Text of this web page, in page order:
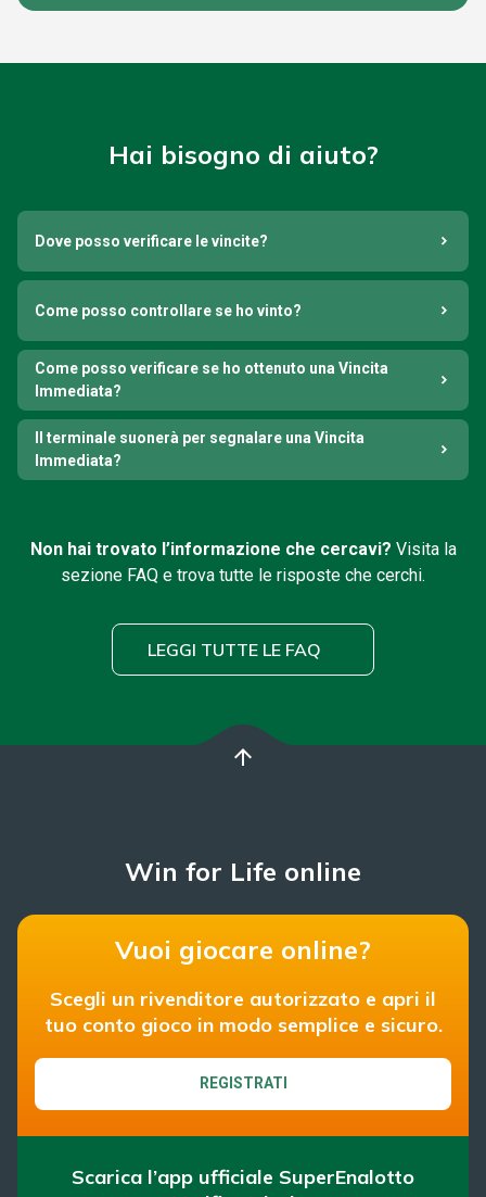
Hai bisogno di aiuto?
Dove posso verificare le vincite?
Come posso controllare se ho vinto?
Come posso verificare se ho ottenuto una Vincita
Immediata?
Il terminale suonerà per segnalare una Vincita
Immediata?
Non hai trovato l’informazione che cercavi? Visita la
sezione FAQ e trova tutte le risposte che cerchi.
LEGGI TUTTE LE FAQ
arrow_upward
Win for Life online
Vuoi giocare online?
Scegli un rivenditore autorizzato e apri il
tuo conto gioco in modo semplice e sicuro.
REGISTRATI
Scarica l’app ufficiale SuperEnalotto